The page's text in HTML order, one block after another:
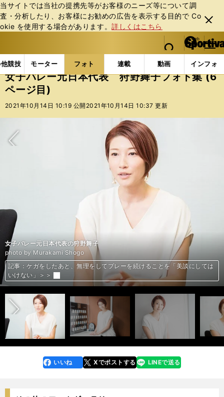
当サイトでは当社の提携先等がお客様のニーズ等について調
査・分析したり、お客様にお勧めの広告を表⽰する⽬的で Co
okie を使⽤する場合があります。詳しくはこちら
閉じ
る
web Sportiva (webスポルティーバ)
検索
マイペ
ー
ジ
メニュ
競技 モーター フォト 連載 動画 インフォ
b
ス
ポ
ル
バ
フォトギャラリー コラムフォト 女子バレー元日本
女子バレー元日本代表 狩野舞子フォト集 (6
ページ目)
2021年10月14日 10:19 公開 2021年10月14日 10:37 更新
女子バレー元日本代表の狩野舞子
記事：ケガをしたあと、無理をしてプレーを続けることを「美談にしては
いけない」＞＞
女子バレー元日本代表の狩野舞子
記事：ケガをしたあと、無理をしてプレーを続けることを「美談にしては
いけない」＞＞
久光製薬（現・久光）スプリングス時代の狩野舞子
記事：ケガをしたあと、無理をしてプレーを続けることを「美談にしては
いけない」＞＞
PFUブルーキャッツ時代の狩野舞子
記事：ケガをしたあと、無理をしてプレーを続けることを「美談にしては
いけない」＞＞
女子バレー元日本代表の狩野舞子
記事：ケガをしたあと、無理をしてプレーを続けることを「美談にしては
いけない」＞＞
女子バレー元日本代表の狩野舞子
photo by Murakami Shogo
記事：ケガをしたあと、無理をしてプレーを続けることを「美談にしては
いけない」＞＞
女子バレー元日本代表の狩野舞子
記事：ケガをしたあと、無理をしてプレーを続けることを「美談にしては
いけない」＞＞
前へ
faceboo
k
いいね Xでポストする
line LINEで送る